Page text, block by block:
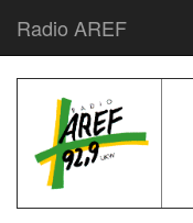
Radio AREF